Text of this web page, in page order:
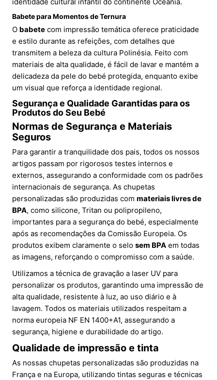
Babete para Momentos de Ternura
O babete com impressão temática oferece praticidade
e estilo durante as refeições, com detalhes que
transmitem a beleza da cultura Polinésia. Feito com
materiais de alta qualidade, é fácil de lavar e mantém a
delicadeza da pele do bebé protegida, enquanto exibe
um visual que reforça a identidade regional.
Segurança e Qualidade Garantidas para os
Produtos do Seu Bebé
Normas de Segurança e Materiais
Seguros
Para garantir a tranquilidade dos pais, todos os nossos
artigos passam por rigorosos testes internos e
externos, assegurando a conformidade com os padrões
internacionais de segurança. As chupetas
personalizadas são produzidas com materiais livres de
BPA, como silicone, Tritan ou polipropileno,
importantes para a segurança do bebé, especialmente
após as recomendações da Comissão Europeia. Os
produtos exibem claramente o selo sem BPA em todas
as imagens, reforçando o compromisso com a saúde.
Utilizamos a técnica de gravação a laser UV para
personalizar os produtos, garantindo uma impressão de
alta qualidade, resistente à luz, ao uso diário e à
lavagem. Todos os materiais utilizados respeitam a
norma europeia NF EN 1400+A1, assegurando a
segurança, higiene e durabilidade do artigo.
Qualidade de impressão e tinta
As nossas chupetas personalizadas são produzidas na
França e na Europa, utilizando tintas seguras e técnicas